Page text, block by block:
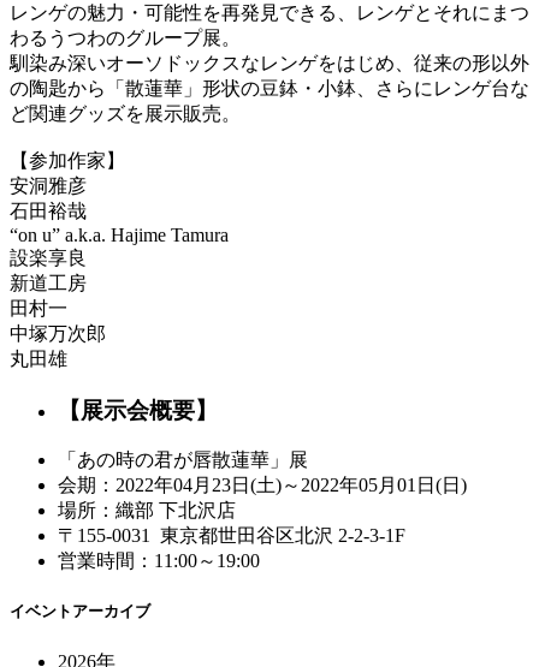
レンゲの魅力・可能性を再発見できる、レンゲとそれにまつ
わるうつわのグループ展。
馴染み深いオーソドックスなレンゲをはじめ、従来の形以外
の陶匙から「散蓮華」形状の豆鉢・小鉢、さらにレンゲ台な
ど関連グッズを展示販売。
【参加作家】
安洞雅彦
石田裕哉
“on u” a.k.a. Hajime Tamura
設楽享良
新道工房
田村一
中塚万次郎
丸田雄
【展示会概要】
「あの時の君が唇散蓮華」展
会期：2022年04月23日(土)～2022年05月01日(日)
場所：織部 下北沢店
〒155-0031 東京都世田谷区北沢 2-2-3-1F
営業時間：11:00～19:00
イベントアーカイブ
2026年